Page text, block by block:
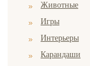
Животные
Игры
Интерьеры
Карандаши